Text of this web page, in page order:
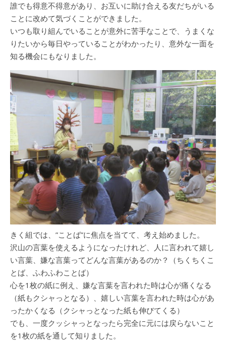
誰でも得意不得意があり、お互いに助け合える友だちがいる
ことに改めて気づくことができました。
いつも取り組んでいることが意外に苦手なことで、うまくな
りたいから毎日やっていることがわかったり、意外な一面を
知る機会にもなりました。
きく組では、”ことば”に焦点を当てて、考え始めました。
沢山の言葉を使えるようになったけれど、人に言われて嬉し
い言葉、嫌な言葉ってどんな言葉があるのか？（ちくちくこ
とば、ふわふわことば）
心を1枚の紙に例え、嫌な言葉を言われた時は心が痛くなる
（紙もクシャっとなる）、嬉しい言葉を言われた時は心があ
ったかくなる（クシャっとなった紙も伸びてくる）
でも、一度クッシャっとなったら完全に元には戻らないこと
を1枚の紙を通して知りました。